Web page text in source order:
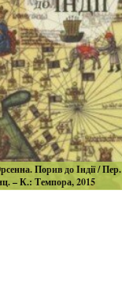
Порив до Індії / Пер.
– К.: Темпора, 2015